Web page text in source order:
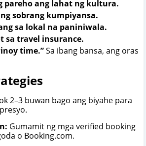
pareho ang lahat ng kultura.
sobrang kumpiyansa.
sa lokal na paniniwala.
sa travel insurance.
time.”Sa ibang bansa, ang oras
2–3 buwan bago ang biyahe para
Gumamit ng mga verified booking
o Booking.com.